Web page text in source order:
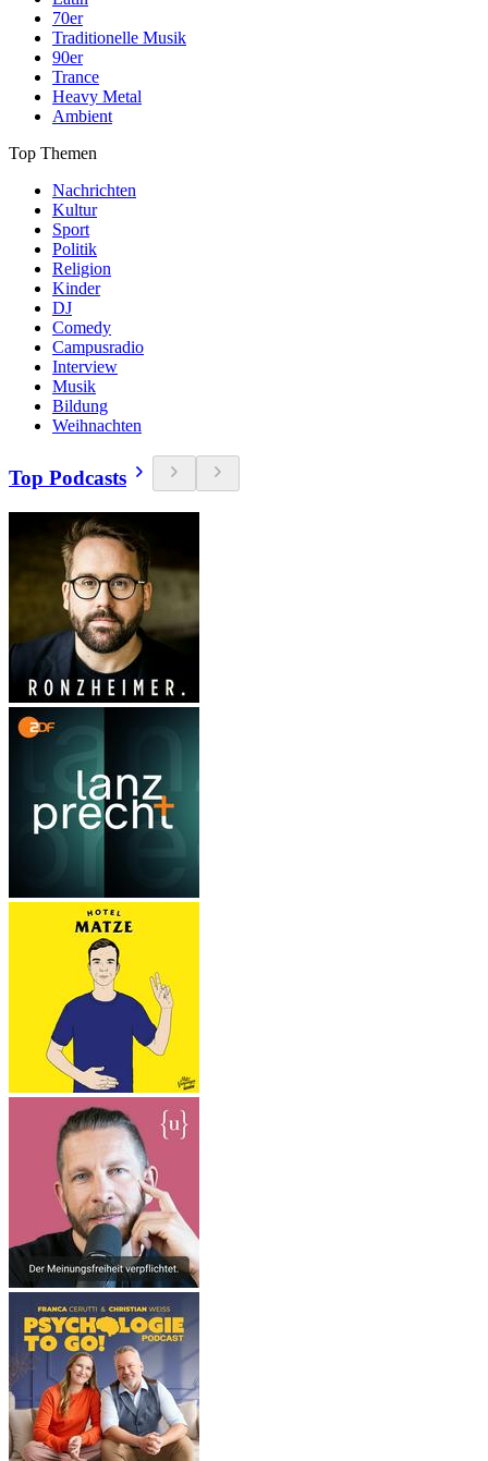
70er
Traditionelle Musik
90er
Trance
Heavy Metal
Ambient
Top Themen
Nachrichten
Kultur
Sport
Politik
Religion
Kinder
DJ
Comedy
Campusradio
Interview
Musik
Bildung
Weihnachten
Top Podcasts